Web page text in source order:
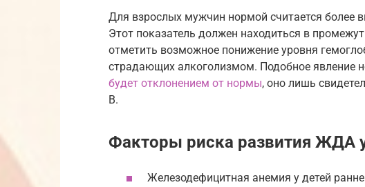
Для взрослых мужчин нормой считается более
Этот показатель должен находиться в
отметить возможное понижение уровня
страдающих алкоголизмом. Подобное явление
будет отклонением от нормы, оно лишь
В.
Факторы риска развития ЖДА
Железодефицитная анемия у детей